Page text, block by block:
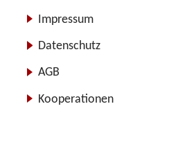
Impressum
Datenschutz
AGB
Kooperationen